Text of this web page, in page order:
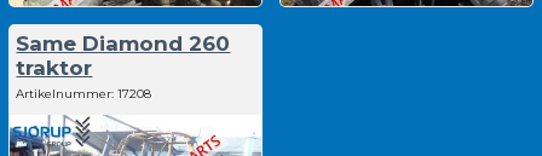
Same Diamond 260
traktor
Artikelnummer: 17208